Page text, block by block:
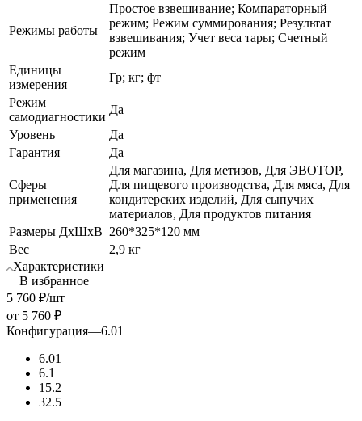
Режимы работы
Простое взвешивание; Компараторный
режим; Режим суммирования; Результат
взвешивания; Учет веса тары; Счетный
режим
Единицы
измерения
Гр; кг; фт
Режим
самодиагностики
Да
Уровень
Да
Гарантия
Да
Сферы
применения
Для магазина, Для метизов, Для ЭВОТОР,
Для пищевого производства, Для мяса, Для
кондитерских изделий, Для сыпучих
материалов, Для продуктов питания
Размеры ДхШхВ 260*325*120 мм
Вес
2,9 кг
Характеристики
В избранное
5 760 ₽/шт
от 5 760 ₽
Конфигурация—6.01
6.01
6.1
15.2
32.5